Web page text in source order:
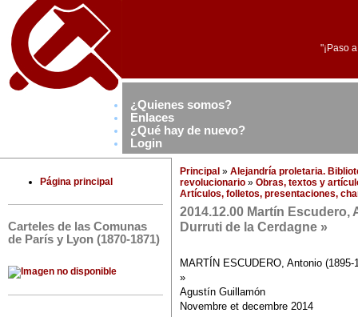
"¡Paso
¿Quienes somos?
Enlaces
¿Qué hay de nuevo?
Login
Página principal
Carteles de las Comunas
de París y Lyon (1870-1871)
Principal » Alejandría proletaria.
revolucionario » Obras, textos y
Artículos, folletos, presentaciones,
2014.12.00 Martín Escudero,
Durruti de la Cerdagne »
MARTÍN ESCUDERO, Antonio
»
Agustín Guillamón
Novembre et decembre 2014